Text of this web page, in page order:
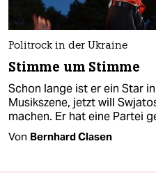
Politrock in der Ukraine
Stimme um Stimme
Schon lange ist er ein Star
Musikszene, jetzt will
machen. Er hat eine Partei
Von Bernhard Clasen